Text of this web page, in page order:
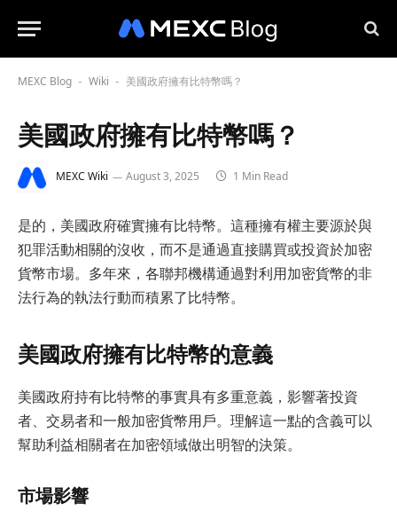
MEXC Blog - Wiki - 美國政府擁有比特幣嗎？
美國政府擁有比特幣嗎？
MEXC Wiki August 3, 2025 1 Min Read
是的，美國政府確實擁有比特幣。這種擁有權主要源於與
犯罪活動相關的沒收，而不是通過直接購買或投資於加密
貨幣市場。多年來，各聯邦機構通過對利用加密貨幣的非
法行為的執法行動而積累了比特幣。
美國政府擁有比特幣的意義
美國政府持有比特幣的事實具有多重意義，影響著投資
者、交易者和一般加密貨幣用戶。理解這一點的含義可以
幫助利益相關者在加密領域做出明智的決策。
市場影響